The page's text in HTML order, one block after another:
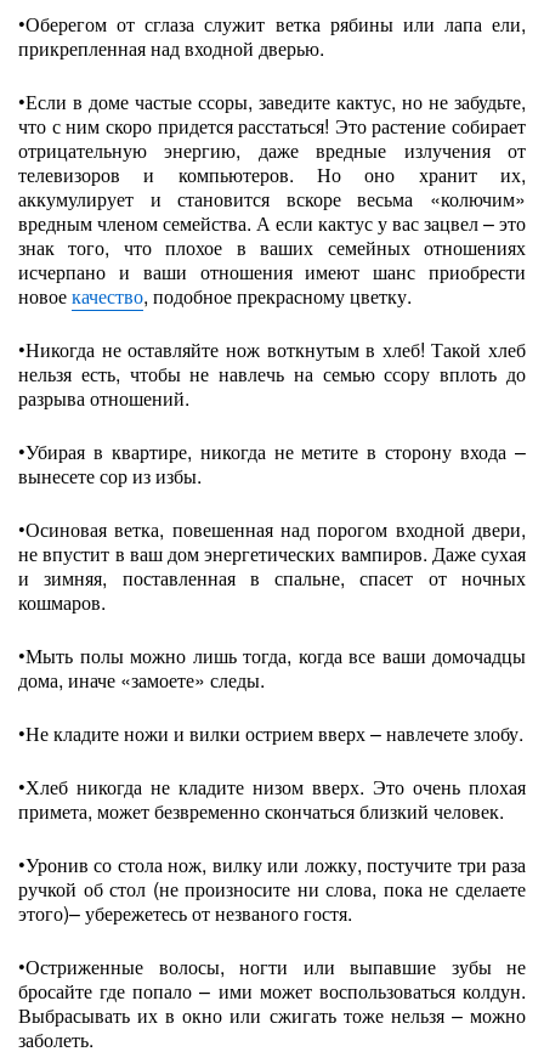
•Оберегом от сглаза служит ветка рябины или лапа ели,
прикрепленная над входной дверью.
•Если в доме частые ссоры, заведите кактус, но не забудьте,
что с ним скоро придется расстаться! Это растение собирает
отрицательную энергию, даже вредные излучения от
телевизоров и компьютеров. Но оно хранит их,
аккумулирует и становится вскоре весьма «колючим»
вредным членом семейства. А если кактус у вас зацвел – это
знак того, что плохое в ваших семейных отношениях
исчерпано и ваши отношения имеют шанс приобрести
новоекачество, подобное прекрасному цветку.
•Никогда не оставляйте нож воткнутым в хлеб! Такой хлеб
нельзя есть, чтобы не навлечь на семью ссору вплоть до
разрыва отношений.
•Убирая в квартире, никогда не метите в сторону входа –
вынесете сор из избы.
•Осиновая ветка, повешенная над порогом входной двери,
не впустит в ваш дом энергетических вампиров. Даже сухая
и зимняя, поставленная в спальне, спасет от ночных
кошмаров.
•Мыть полы можно лишь тогда, когда все ваши домочадцы
дома, иначе «замоете» следы.
•Не кладите ножи и вилки острием вверх – навлечете злобу.
•Хлеб никогда не кладите низом вверх. Это очень плохая
примета, может безвременно скончаться близкий человек.
•Уронив со стола нож, вилку или ложку, постучите три раза
ручкой об стол (не произносите ни слова, пока не сделаете
этого)– убережетесь от незваного гостя.
•Остриженные волосы, ногти или выпавшие зубы не
бросайте где попало – ими может воспользоваться колдун.
Выбрасывать их в окно или сжигать тоже нельзя – можно
заболеть.